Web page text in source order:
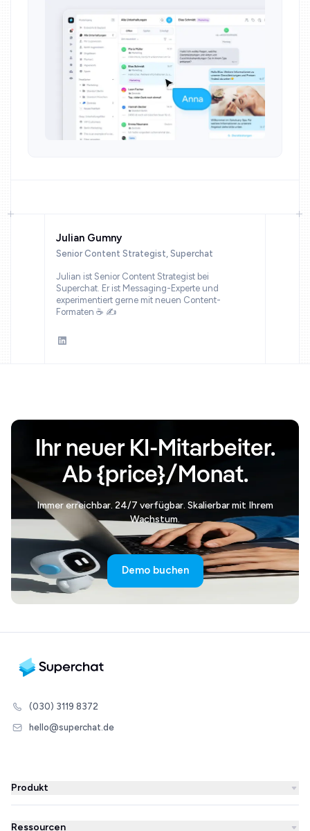
Julian Gumny
Senior Content Strategist, Superchat
Julian ist Senior Content Strategist bei
Superchat. Er ist Messaging-Experte und
experimentiert gerne mit neuen Content-
Formaten ☕ ✍️
Ihr neuer KI-Mitarbeiter.
Ab {price}/Monat.
Immer erreichbar. 24/7 verfügbar. Skalierbar mit Ihrem
Wachstum.
Demo buchen
(030) 3119 8372
hello@superchat.de
Produkt
WhatsApp Business
WhatsApp Newsletter
Ressourcen